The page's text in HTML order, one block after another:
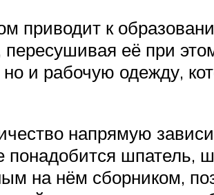
приводит к
её при
и рабочую одежду,
напрямую
понадобится
на нём сборником,